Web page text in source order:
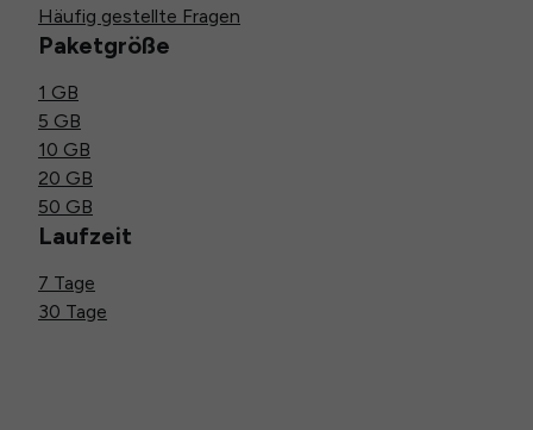
Häufig gestellte Fragen
Paketgröße
1 GB
5 GB
10 GB
20 GB
50 GB
Laufzeit
7 Tage
30 Tage